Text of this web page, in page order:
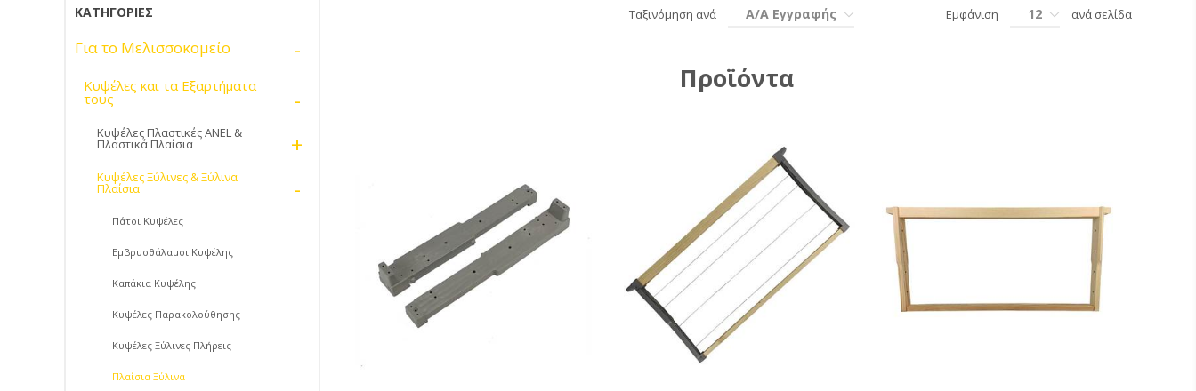
Ταξινόμηση ανά Α/Α Εγγραφής Εμφάνιση 12 ανά σελίδα
Προϊόντα
ΚΑΤΗΓΟΡΊΕΣ
Για το Μελισσοκομείο -
Κυψέλες και τα Εξαρτήματα
τους -
Κυψέλες Πλαστικές ANEL &
Πλαστικά Πλαίσια +
Κυψέλες Ξύλινες & Ξύλινα
Πλαίσια -
Πάτοι Κυψέλες
Εμβρυοθάλαμοι Κυψέλης
Καπάκια Κυψέλης
Κυψέλες Παρακολούθησης
Κυψέλες Ξύλινες Πλήρεις
Πλαίσια Ξύλινα